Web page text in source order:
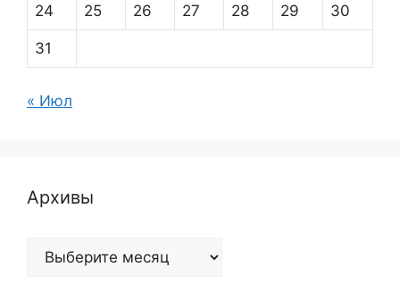
24 25 26 27 28 29 30
31
« Июл
Архивы
Архивы